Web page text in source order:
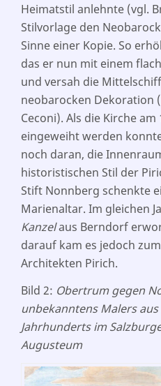
Heimatstil anlehnte (vgl.
Stilvorlage den
Sinne einer Kopie. So
das er nun mit einem
und versah die
neobarocken Dekoration
Ceconi). Als die Kirche
eingeweiht werden
noch daran, die
historistischen Stil der
Stift Nonnberg schenkte
Marienaltar. Im gleichen
Kanzelaus Berndorf
darauf kam es jedoch
Architekten Pirich.
Bild 2: Obertrum gegen
unbekanntens Malers
Jahrhunderts im
Augusteum